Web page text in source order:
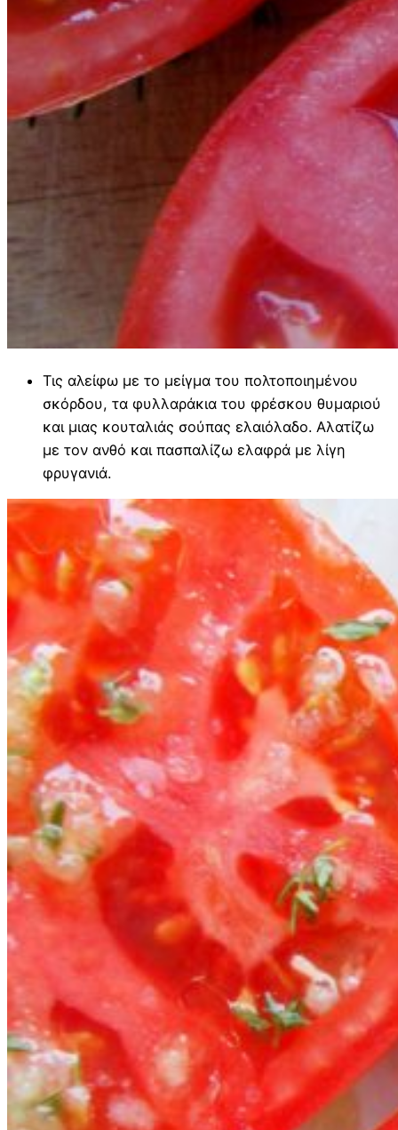
Τις αλείφω με το μείγμα του πολτοποιημένου
σκόρδου, τα φυλλαράκια του φρέσκου θυμαριού
και μιας κουταλιάς σούπας ελαιόλαδο. Αλατίζω
με τον ανθό και πασπαλίζω ελαφρά με λίγη
φρυγανιά.